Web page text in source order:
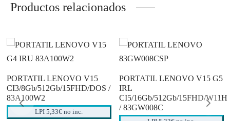
Productos relacionados
PORTATIL LENOVO V15
CI3/8Gb/512Gb/15FHD/DOS /
83A100W2
LPI 5,33€ no inc.
PORTATIL LENOVO V15 G5
IRL
CI5/16Gb/512Gb/15FHD/W11H
/ 83GW008C